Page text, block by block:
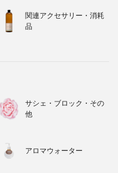
関連アクセサリー・消耗
品
サシェ・ブロック・その
他
アロマウォーター